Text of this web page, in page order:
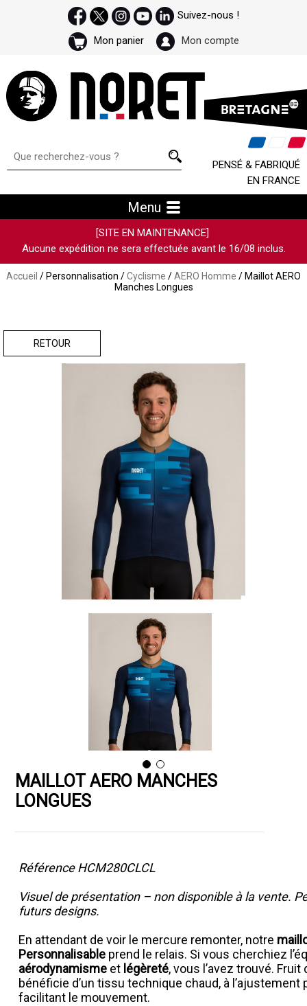
Suivez-nous !
Mon panier Mon compte
PENSÉ & FABRIQUÉ
EN FRANCE
Menu
[SITE EN MAINTENANCE]
Aucune expédition ne sera effectuée avant le 16/08 inclus.
Accueil / Personnalisation /Cyclisme /AERO Homme / Maillot AERO
Manches Longues
RETOUR
MAILLOT AERO MANCHES
LONGUES
Référence HCM280CLCL
Visuel de présentation – non disponible à la vente.
futurs designs.
En attendant de voir le mercure remonter, notre
Personnalisable prend le relais. Si vous cherchiez
aérodynamisme et légèreté, vous l’avez trouvé.
bénéficie d’un tissu technique chaud, à
facilitant le mouvement.